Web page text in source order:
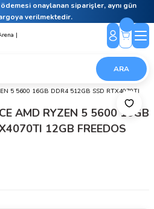
onaylanan siparişler, aynı gün
verilmektedir.
ARA
AMD RYZEN 5 5600 16GB
12GB FREEDOS